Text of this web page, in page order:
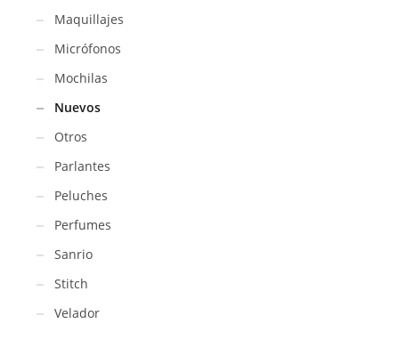
Maquillajes
Micrófonos
Mochilas
Nuevos
Otros
Parlantes
Peluches
Perfumes
Sanrio
Stitch
Velador